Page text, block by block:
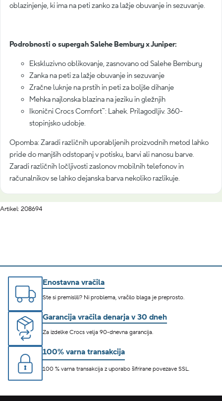
oblazinjenje, ki ima na peti zanko za lažje obuvanje in sezuvanje.
Podrobnosti o supergah Salehe Bembury x Juniper:
Ekskluzivno oblikovanje, zasnovano od Salehe Bembury
Zanka na peti za lažje obuvanje in sezuvanje
Zračne luknje na prstih in peti za boljše dihanje
Mehka najlonska blazina na jeziku in gležnjih
Ikonični Crocs Comfort™: Lahek. Prilagodljiv. 360-
stopinjsko udobje.
Opomba: Zaradi različnih uporabljenih proizvodnih metod lahko
pride do manjših odstopanj v potisku, barvi ali nanosu barve.
Zaradi različnih ločljivosti zaslonov mobilnih telefonov in
računalnikov se lahko dejanska barva nekoliko razlikuje.
Artikel: 208694
Enostavna vračila
Ste si premislili? Ni problema, vračilo blaga je preprosto.
Garancija vračila denarja v 30 dneh
Za izdelke Crocs velja 90-dnevna garancija.
100% varna transakcija
100 % varna transakcija z uporabo šifrirane povezave SSL.